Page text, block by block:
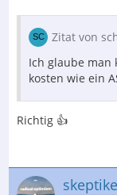
Zitat von
Ich glaube man
kosten wie ein
Richtig 👍